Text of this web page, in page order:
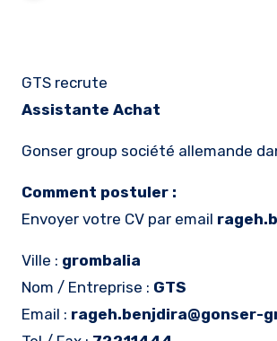
GTS recrute
Assistante Achat
Gonser group société allemande
Comment postuler :
Envoyer votre CV par email
Ville : grombalia
Nom / Entreprise : GTS
Email : rageh.benjdira@gonser-